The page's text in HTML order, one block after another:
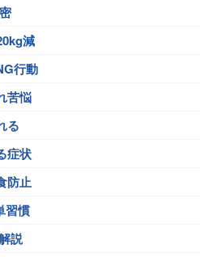
減
行動
苦悩
る
症状
防止
習慣
説